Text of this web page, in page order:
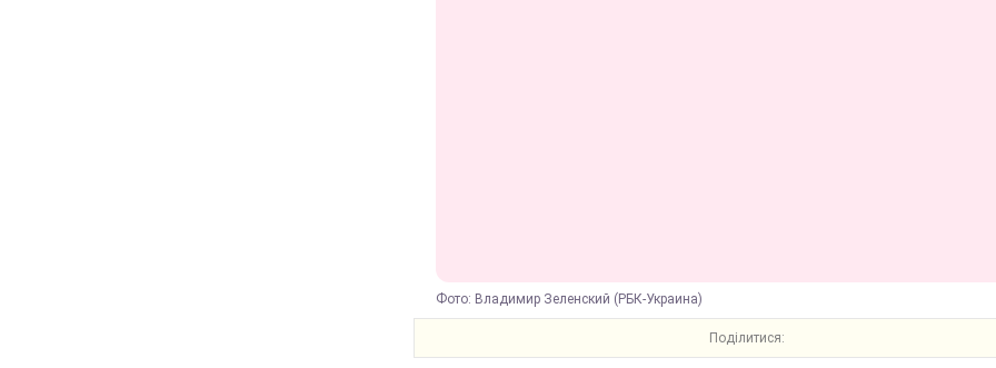
Фото: Владимир Зеленский (РБК-Украина)
Поділитися: